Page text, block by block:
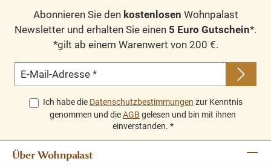
Abonnieren Sie den kostenlosen Wohnpalast
Newsletter und erhalten Sie einen 5 Euro Gutschein*.
*gilt ab einem Warenwert von 200 €.
E-Mail-Adresse *
Ich habe die Datenschutzbestimmungen zur Kenntnis
genommen und dieAGB gelesen und bin mit ihnen
einverstanden. *
Über Wohnpalast